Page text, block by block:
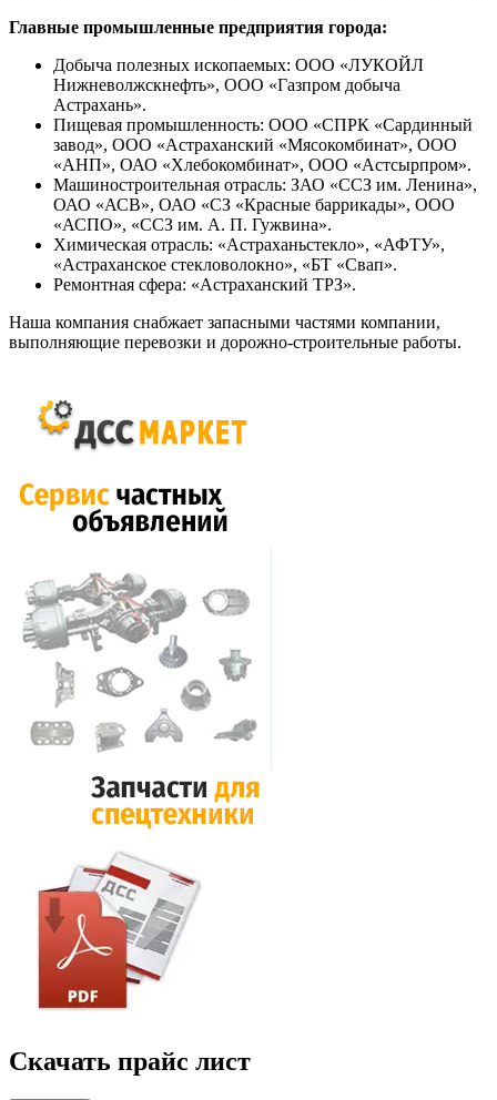
Главные промышленные предприятия города:
Добыча полезных ископаемых: ООО «ЛУКОЙЛ
Нижневолжскнефть», ООО «Газпром добыча
Астрахань».
Пищевая промышленность: ООО «СПРК «Сардинный
завод», ООО «Астраханский «Мясокомбинат», ООО
«АНП», ОАО «Хлебокомбинат», ООО «Астсырпром».
Машиностроительная отрасль: ЗАО «ССЗ им. Ленина»,
ОАО «АСВ», ОАО «СЗ «Красные баррикады», ООО
«АСПО», «ССЗ им. А. П. Гужвина».
Химическая отрасль: «Астраханьстекло», «АФТУ»,
«Астраханское стекловолокно», «БТ «Свап».
Ремонтная сфера: «Астраханский ТРЗ».
Наша компания снабжает запасными частями компании,
выполняющие перевозки и дорожно-строительные работы.
Скачать прайс лист